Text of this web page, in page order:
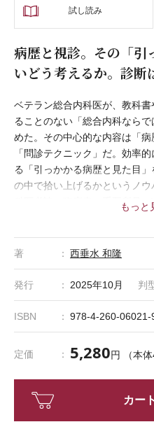
試し読み
病歴と視診。その「引
いどう考えるか。診断
もっと
ベテラン総合内科医が、教科
ることのない「総合内科なら
めた。その中心的な内容は「
「問診テクニック」だ。効率
る「引っかかる病歴と見た目
の中で拾い上げるかというノ
科医必読の臨床書。重要所見の
著 西垂水 和隆
発行 2025年10月 判
ISBN 978-4-260-06021-
定価 5,280円 （本体
カー